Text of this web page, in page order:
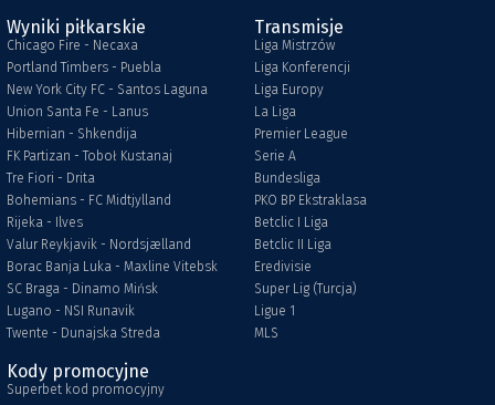
Wyniki piłkarskie
Chicago Fire - Necaxa
Portland Timbers - Puebla
New York City FC - Santos Laguna
Union Santa Fe - Lanus
Hibernian - Shkendija
FK Partizan - Toboł Kustanaj
Tre Fiori - Drita
Bohemians - FC Midtjylland
Rijeka - Ilves
Valur Reykjavik - Nordsjælland
Borac Banja Luka - Maxline Vitebsk
SC Braga - Dinamo Mińsk
Lugano - NSI Runavik
Twente - Dunajska Streda
Transmisje
Liga Mistrzów
Liga Konferencji
Liga Europy
La Liga
Premier League
Serie A
Bundesliga
PKO BP Ekstraklasa
Betclic I Liga
Betclic II Liga
Eredivisie
Super Lig (Turcja)
Ligue 1
MLS
Kody promocyjne
Superbet kod promocyjny